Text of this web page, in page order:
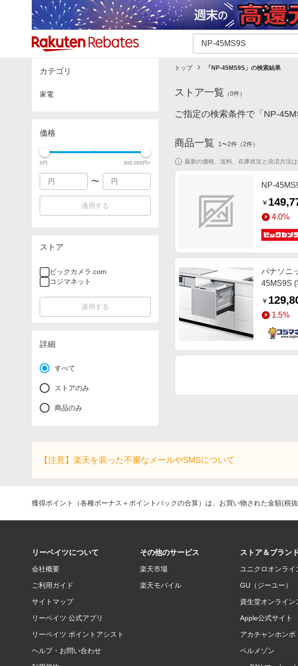
カテゴリー一覧 イベント一覧 ショッピン
カテゴリ
家電
価格
0円 300,000円+
〜
適用する
ストア
ビックカメラ.com
コジマネット
適用する
詳細
すべて
ストアのみ
商品のみ
トップ 「 NP-45MS9S 」の検索結果
ストア一覧 （0件）
ご指定の検索条件で「NP-
商品一覧 1〜2件 （2件）
最新の価格、送料、在庫状況と決済方法
NP-
￥
4.0%
パナソニ
45MS9S
￥
1.5%
【注意】楽天を装った不審なメールやSMSについて
獲得ポイント（各種ボーナス＋ポイントバックの合算）は、お買い物された金額(税
リーベイツについて
会社概要
ご利用ガイド
サイトマップ
リーベイツ 公式アプリ
リーベイツ ポイントアシスト
ヘルプ・お問い合わせ
その他のサービス
楽天市場
楽天モバイル
ストア＆ブラン
ユニクロオンライ
GU（ジーユー）
資生堂オンライン
Apple公式サイト
アカチャンホンポ
ベルメゾン